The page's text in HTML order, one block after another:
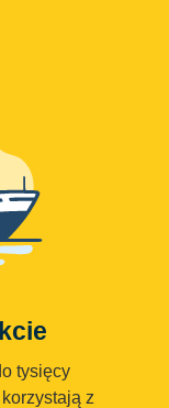
tysięcy
z